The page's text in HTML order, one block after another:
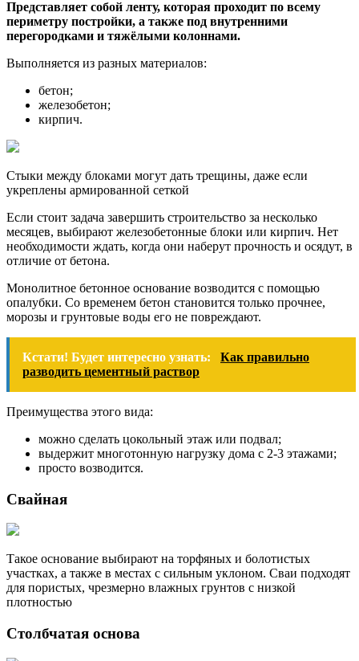
Представляет собой ленту, которая проходит по всему
периметру постройки, а также под внутренними
перегородками и тяжёлыми колоннами.
Выполняется из разных материалов:
бетон;
железобетон;
кирпич.
Стыки между блоками могут дать трещины, даже если
укреплены армированной сеткой
Если стоит задача завершить строительство за несколько
месяцев, выбирают железобетонные блоки или кирпич. Нет
необходимости ждать, когда они наберут прочность и осядут, в
отличие от бетона.
Монолитное бетонное основание возводится с помощью
опалубки. Со временем бетон становится только прочнее,
морозы и грунтовые воды его не повреждают.
Кстати! Будет интересно узнать:
Как правильно
разводить цементный раствор
Преимущества этого вида:
можно сделать цокольный этаж или подвал;
выдержит многотонную нагрузку дома с 2-3 этажами;
просто возводится.
Свайная
Такое основание выбирают на торфяных и болотистых
участках, а также в местах с сильным уклоном. Сваи подходят
для пористых, чрезмерно влажных грунтов с низкой
плотностью
Столбчатая основа